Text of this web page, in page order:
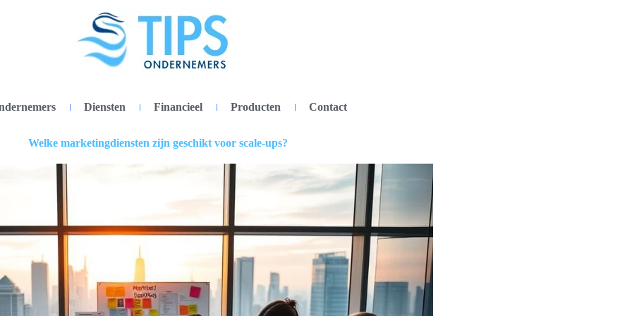
Diensten Financieel Producten Contact
Welke marketingdiensten zijn geschikt voor scale-ups?